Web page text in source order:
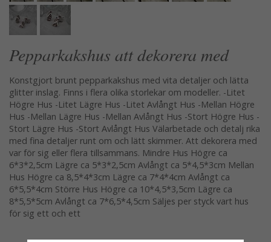
Pepparkakshus att dekorera med
Konstgjort brunt pepparkakshus med vita detaljer och lätta
glitter inslag. Finns i flera olika storlekar om modeller. -Litet
Högre Hus -Litet Lägre Hus -Litet Avlångt Hus -Mellan Högre
Hus -Mellan Lägre Hus -Mellan Avlångt Hus -Stort Högre Hus -
Stort Lägre Hus -Stort Avlångt Hus Välarbetade och detalj rika
med fina detaljer runt om och lätt skimmer. Att dekorera med
var för sig eller flera tillsammans. Mindre Hus Högre ca
6*3*2,5cm Lägre ca 5*3*2,5cm Avlångt ca 5*4,5*3cm Mellan
Hus Högre ca 8,5*4*3cm Lägre ca 7*4*4cm Avlångt ca
6*5,5*4cm Större Hus Högre ca 10*4,5*3,5cm Lägre ca
8*5,5*5cm Avlångt ca 7*6,5*4,5cm Säljes per styck vart hus
för sig ett och ett